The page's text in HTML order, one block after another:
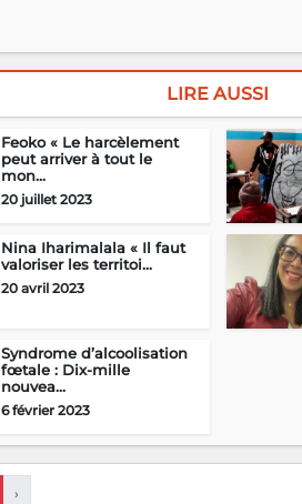
LIRE AUSSI
Feoko « Le harcèlement
peut arriver à tout le
mon...
20 juillet 2023
Nina Iharimalala « Il faut
valoriser les territoi...
20 avril 2023
Syndrome d’alcoolisation
fœtale : Dix-mille
nouvea...
6 février 2023
›